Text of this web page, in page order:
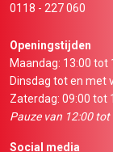
0118 - 227 060
Openingstijden
Maandag: 13:00 tot
Dinsdag tot en met
Zaterdag: 09:00 tot
Pauze van 12:00 tot
Social media